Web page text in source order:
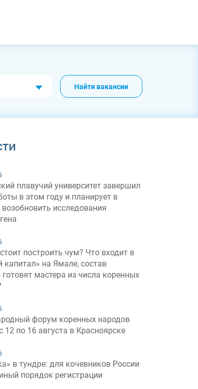
Найти вакансии
плавучий университет завершил
в этом году и планирует в
исследования
построить чум? Что входит в
капитал» на Ямале, состав
готовят мастера из числа коренных
форум коренных народов
12 по 16 августа в Красноярске
в тундре: для кочевников России
порядок регистрации